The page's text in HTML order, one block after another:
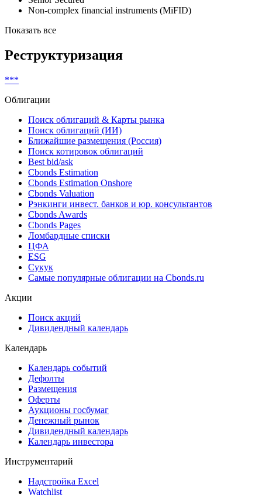
Классификатор выпуска
Купонные
Реструктуризация
Облигации
Поиск облигаций & Карты рынка
Поиск облигаций (ИИ)
Ближайшие размещения (Россия)
Поиск котировок облигаций
Best bid/ask
Cbonds Estimation
Cbonds Estimation Onshore
Cbonds Valuation
Рэнкинги инвест. банков и юр. консультантов
Cbonds Awards
Cbonds Pages
Ломбардные списки
ESG
Самые популярные облигации на Cbonds.ru
Дивидендный календарь
Календарь
Календарь событий
Дефолты
Размещения
Оферты
Аукционы госбумаг
Денежный рынок
Календарь инвестора